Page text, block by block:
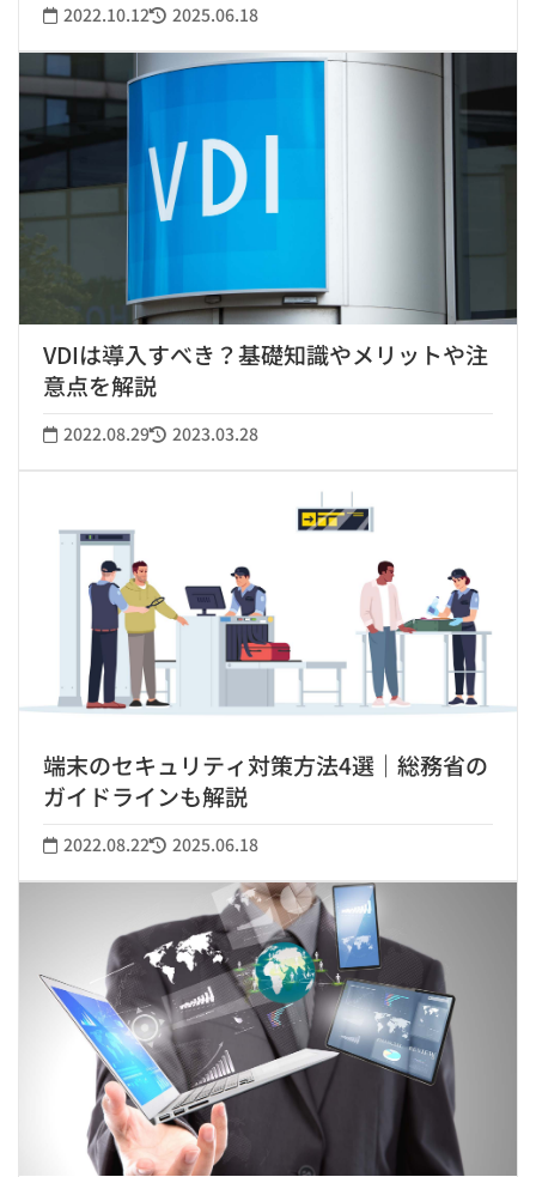
2022.10.12 2025.06.18
VDIは導入すべき？基礎知識やメリットや注
意点を解説
2022.08.29 2023.03.28
端末のセキュリティ対策方法4選｜総務省の
ガイドラインも解説
2022.08.22 2025.06.18